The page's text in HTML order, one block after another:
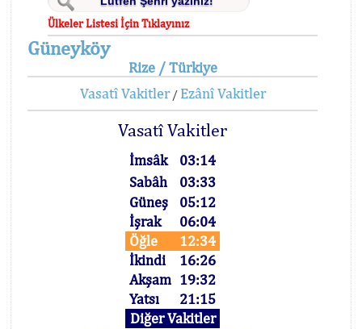
Ülkeler Listesi İçin Tıklayınız
Güneyköy
Rize / Türkiye
Vasatî Vakitler/ Ezânî Vakitler
Vasatî Vakitler
İmsâk
03:14
Sabâh
03:33
Güneş
05:12
İşrak
06:04
Öğle
12:34
İkindi
16:26
Akşam 19:32
Yatsı
21:15
Diğer Vakitler